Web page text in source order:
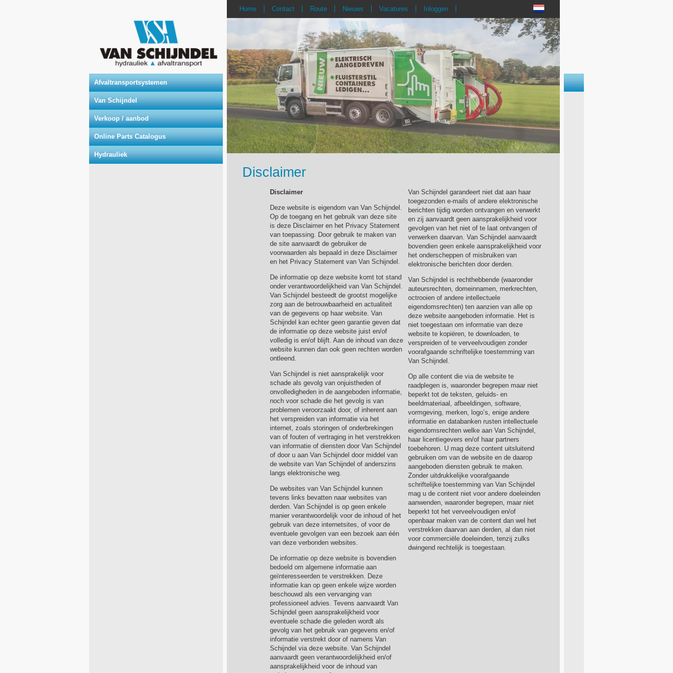
Afvaltransportsystemen
Van Schijndel
Verkoop / aanbod
Online Parts Catalogus
Hydrauliek
Home Contact Route Nieuws Vacatures Inloggen
Disclaimer
Disclaimer
Deze website is eigendom van Van Schijndel.
Op de toegang en het gebruik van deze site
is deze Disclaimer en het Privacy Statement
van toepassing. Door gebruik te maken van
de site aanvaardt de gebruiker de
voorwaarden als bepaald in deze Disclaimer
en het Privacy Statement van Van Schijndel.
De informatie op deze website komt tot stand
onder verantwoordelijkheid van Van Schijndel.
Van Schijndel besteedt de grootst mogelijke
zorg aan de betrouwbaarheid en actualiteit
van de gegevens op haar website. Van
Schijndel kan echter geen garantie geven dat
de informatie op deze website juist en/of
volledig is en/of blijft. Aan de inhoud van deze
website kunnen dan ook geen rechten worden
ontleend.
Van Schijndel is niet aansprakelijk voor
schade als gevolg van onjuistheden of
onvolledigheden in de aangeboden informatie,
noch voor schade die het gevolg is van
problemen veroorzaakt door, of inherent aan
het verspreiden van informatie via het
internet, zoals storingen of onderbrekingen
van of fouten of vertraging in het verstrekken
van informatie of diensten door Van Schijndel
of door u aan Van Schijndel door middel van
de website van Van Schijndel of anderszins
langs elektronische weg.
De websites van Van Schijndel kunnen
tevens links bevatten naar websites van
derden. Van Schijndel is op geen enkele
manier verantwoordelijk voor de inhoud of het
gebruik van deze internetsites, of voor de
eventuele gevolgen van een bezoek aan één
van deze verbonden websites.
De informatie op deze website is bovendien
bedoeld om algemene informatie aan
geïnteresseerden te verstrekken. Deze
informatie kan op geen enkele wijze worden
beschouwd als een vervanging van
professioneel advies. Tevens aanvaardt Van
Schijndel geen aansprakelijkheid voor
eventuele schade die geleden wordt als
gevolg van het gebruik van gegevens en/of
informatie verstrekt door of namens Van
Schijndel via deze website. Van Schijndel
aanvaardt geen verantwoordelijkheid en/of
aansprakelijkheid voor de inhoud van
Van Schijndel garandeert niet dat aan haar
toegezonden e-mails of andere elektronische
berichten tijdig worden ontvangen en verwerkt
en zij aanvaardt geen aansprakelijkheid voor
gevolgen van het niet of te laat ontvangen of
verwerken daarvan. Van Schijndel aanvaardt
bovendien geen enkele aansprakelijkheid voor
het onderscheppen of misbruiken van
elektronische berichten door derden.
Van Schijndel is rechthebbende (waaronder
auteursrechten, domeinnamen, merkrechten,
octrooien of andere intellectuele
eigendomsrechten) ten aanzien van alle op
deze website aangeboden informatie. Het is
niet toegestaan om informatie van deze
website te kopiëren, te downloaden, te
verspreiden of te verveelvoudigen zonder
voorafgaande schriftelijke toestemming van
Van Schijndel.
Op alle content die via de website te
raadplegen is, waaronder begrepen maar niet
beperkt tot de teksten, geluids- en
beeldmateriaal, afbeeldingen, software,
vormgeving, merken, logo’s, enige andere
informatie en databanken rusten intellectuele
eigendomsrechten welke aan Van Schijndel,
haar licentiegevers en/of haar partners
toebehoren. U mag deze content uitsluitend
gebruiken om van de website en de daarop
aangeboden diensten gebruik te maken.
Zonder uitdrukkelijke voorafgaande
schriftelijke toestemming van Van Schijndel
mag u de content niet voor andere doeleinden
aanwenden, waaronder begrepen, maar niet
beperkt tot het verveelvoudigen en/of
openbaar maken van de content dan wel het
verstrekken daarvan aan derden, al dan niet
voor commerciële doeleinden, tenzij zulks
dwingend rechtelijk is toegestaan.